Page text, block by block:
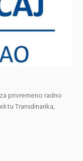
privremeno radno
Transdinarika,